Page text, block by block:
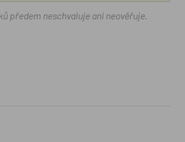
předem neschvaluje ani neověřuje.